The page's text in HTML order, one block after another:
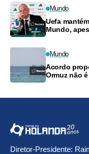
Mundo
Uefa
Mundo,
Mundo
Acordo
Ormuz não
Diretor-Presidente: